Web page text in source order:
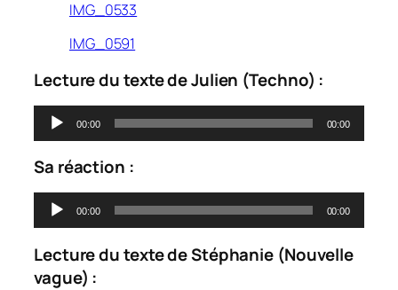
IMG_0533
IMG_0591
Lecture du texte de Julien (Techno) :
Lecteur
audio
00:00 00:00
Sa réaction :
Lecteur
audio
00:00 00:00
Lecture du texte de Stéphanie (Nouvelle
vague) :